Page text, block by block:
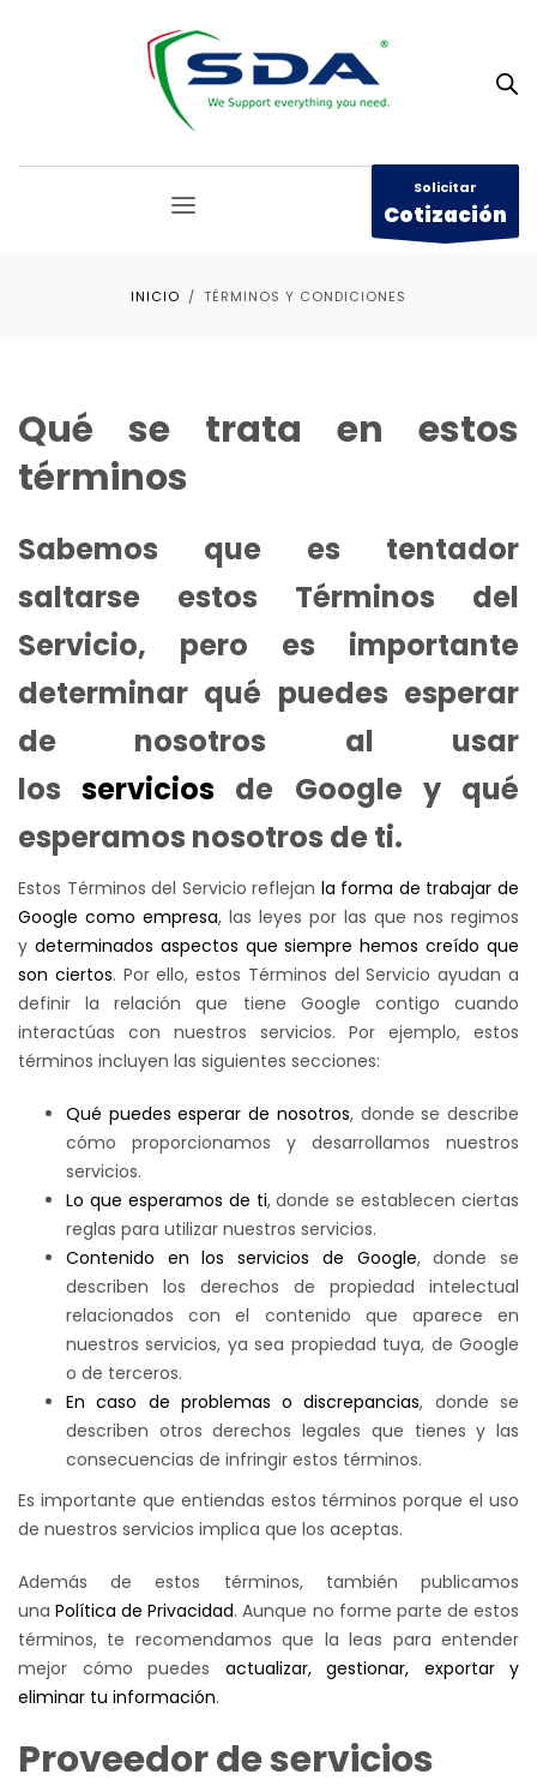
Solicitar
Cotización
INICIO TÉRMINOS Y CONDICIONES
Qué se trata en estos
términos
Sabemos que es tentador
saltarse estos Términos del
Servicio, pero es importante
determinar qué puedes esperar
de nosotros al usar
losservicios de Google y qué
esperamos nosotros de ti.
Estos Términos del Servicio reflejan la forma de trabajar de
Google como empresa, las leyes por las que nos regimos
y determinados aspectos que siempre hemos creído que
son ciertos. Por ello, estos Términos del Servicio ayudan a
definir la relación que tiene Google contigo cuando
interactúas con nuestros servicios. Por ejemplo, estos
términos incluyen las siguientes secciones:
Qué puedes esperar de nosotros, donde se describe
cómo proporcionamos y desarrollamos nuestros
servicios.
Lo que esperamos de ti, donde se establecen ciertas
reglas para utilizar nuestros servicios.
Contenido en los servicios de Google, donde se
describen los derechos de propiedad intelectual
relacionados con el contenido que aparece en
nuestros servicios, ya sea propiedad tuya, de Google
o de terceros.
En caso de problemas o discrepancias, donde se
describen otros derechos legales que tienes y las
consecuencias de infringir estos términos.
Es importante que entiendas estos términos porque el uso
de nuestros servicios implica que los aceptas.
Además de estos términos, también publicamos
unaPolítica de Privacidad. Aunque no forme parte de estos
términos, te recomendamos que la leas para entender
mejor cómo puedes actualizar, gestionar, exportar y
eliminar tu información.
Proveedor de servicios